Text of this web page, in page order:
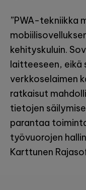
”PWA-tekniikka
kehityskuluin.
laitteeseen,
verkkoselaimen
ratkaisut
tietojen
parantaa
työvuorojen
Karttunen